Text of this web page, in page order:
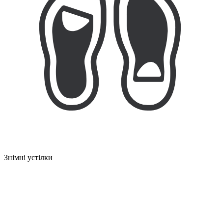
Знімні устілки